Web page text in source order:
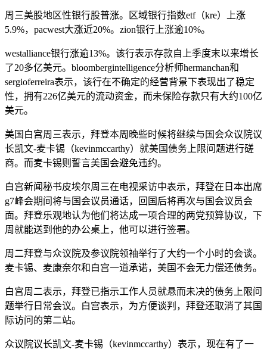
周三美股地区性银行股普涨。区域银行指数etf（kre）上涨
5.9%，pacwest大涨近20%。zion银行上涨逾10%。
westalliance银行涨逾13%。该行表示存款自上季度末以来增长
了20多亿美元。bloombergintelligence分析师hermanchan和
sergioferreira表示，该行在不确定的经营背景下表现出了稳定
性，拥有226亿美元的流动资金，而未保险存款只有大约100亿
美元。
美国白宫周三表示，拜登本周晚些时候将继续与国会众议院议
长凯文-麦卡锡（kevinmccarthy）就美国债务上限问题进行磋
商。而麦卡锡则誓言美国会避免违约。
白宫新闻秘书皮埃尔周三在电视采访中表示，拜登在日本出席
g7峰会期间将与国会议员通话，回国后将再次与国会议员会
面。拜登乐观地认为他们将达成一项合理的两党预算协议，下
周就能送到他的办公桌上，他可以进行签署。
周二拜登与众议院及参议院领袖举行了大约一个小时的会谈。
麦卡锡、麦康奈尔和白宫一道承诺，美国不会无力偿还债务。
白宫周二表示，拜登已指示工作人员就悬而未决的债务上限问
题举行日常会议。白宫表示，为方便谈判，拜登还取消了其国
际访问的第二站。
众议院议长凯文-麦卡锡（kevinmccarthy）表示，现在有了一